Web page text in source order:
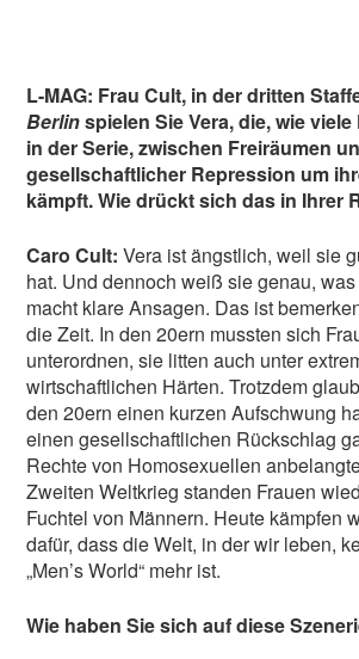
L-MAG: Frau Cult, in der dritten
Berlinspielen Sie Vera, die, wie
in der Serie, zwischen Freiräumen
gesellschaftlicher Repression um
kämpft. Wie drückt sich das in Ihrer
Caro Cult: Vera ist ängstlich, weil sie
hat. Und dennoch weiß sie genau,
macht klare Ansagen. Das ist
die Zeit. In den 20ern mussten sich
unterordnen, sie litten auch unter
wirtschaftlichen Härten. Trotzdem
den 20ern einen kurzen Aufschwung
einen gesellschaftlichen Rückschlag
Rechte von Homosexuellen
Zweiten Weltkrieg standen Frauen
Fuchtel von Männern. Heute kämpfen
dafür, dass die Welt, in der wir leben,
„Men’s World“ mehr ist.
Wie haben Sie sich auf diese